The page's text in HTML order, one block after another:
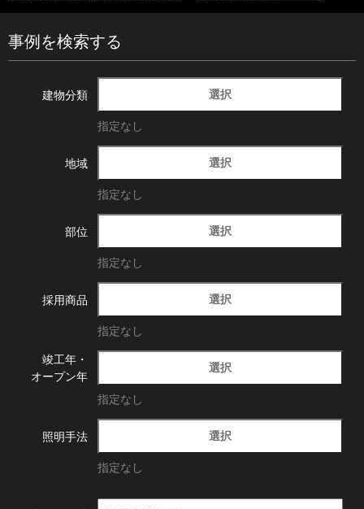
事例を検索する
建物分類 選択
指定なし
地域 選択
指定なし
部位 選択
指定なし
採用商品 選択
指定なし
竣工年・
オープン年
選択
指定なし
照明手法 選択
指定なし